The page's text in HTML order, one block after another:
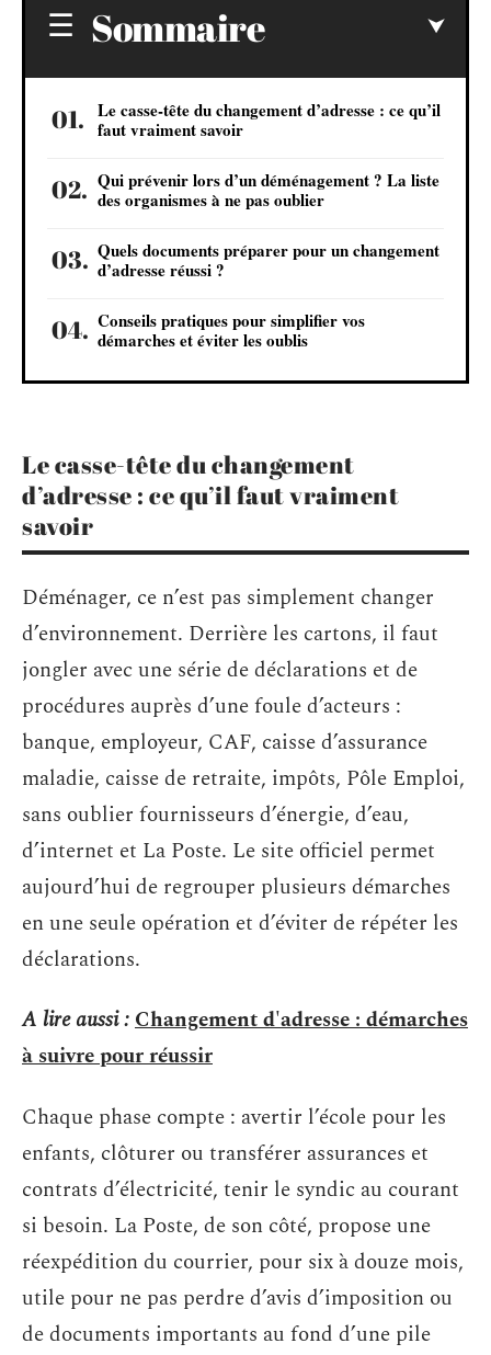
Sommaire
Le casse-tête du changement d’adresse : ce qu’il
faut vraiment savoir
Qui prévenir lors d’un déménagement ? La liste
des organismes à ne pas oublier
Quels documents préparer pour un changement
d’adresse réussi ?
Conseils pratiques pour simplifier vos
démarches et éviter les oublis
Le casse-tête du changement
d’adresse : ce qu’il faut vraiment
savoir
Déménager, ce n’est pas simplement changer
d’environnement. Derrière les cartons, il faut
jongler avec une série de déclarations et de
procédures auprès d’une foule d’acteurs :
banque, employeur, CAF, caisse d’assurance
maladie, caisse de retraite, impôts, Pôle Emploi,
sans oublier fournisseurs d’énergie, d’eau,
d’internet et La Poste. Le site officiel permet
aujourd’hui de regrouper plusieurs démarches
en une seule opération et d’éviter de répéter les
déclarations.
A lire aussi :Changement d'adresse : démarches
à suivre pour réussir
Chaque phase compte : avertir l’école pour les
enfants, clôturer ou transférer assurances et
contrats d’électricité, tenir le syndic au courant
si besoin. La Poste, de son côté, propose une
réexpédition du courrier, pour six à douze mois,
utile pour ne pas perdre d’avis d’imposition ou
de documents importants au fond d’une pile